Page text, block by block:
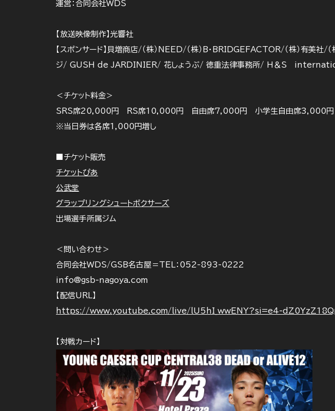
運営：合同会社WDS
【放送映像制作】光響社
【スポンサード】貝増商店/（株）NEED/（株）B・BRIDGEFACTOR/（株）有美社/
ジ/ GUSH de JARDINIER/ 花しょうぶ/ 徳重法律事務所/ H＆S
＜チケット料金＞
SRS席20,000円 RS席10,000円 自由席7,000円 小学生自由席3,000円
※当日券は各席1,000円増し
■チケット販売
チケットぴあ
公武堂
グラップリングシュートボクサーズ
出場選手所属ジム
＜問い合わせ＞
合同会社WDS/GSB名古屋＝TEL：052-893-0222
info@gsb-nagoya.com
【配信URL】
https://www.youtube.com/live/lU5hI_wwENY?si=e4-
【対戦カード】